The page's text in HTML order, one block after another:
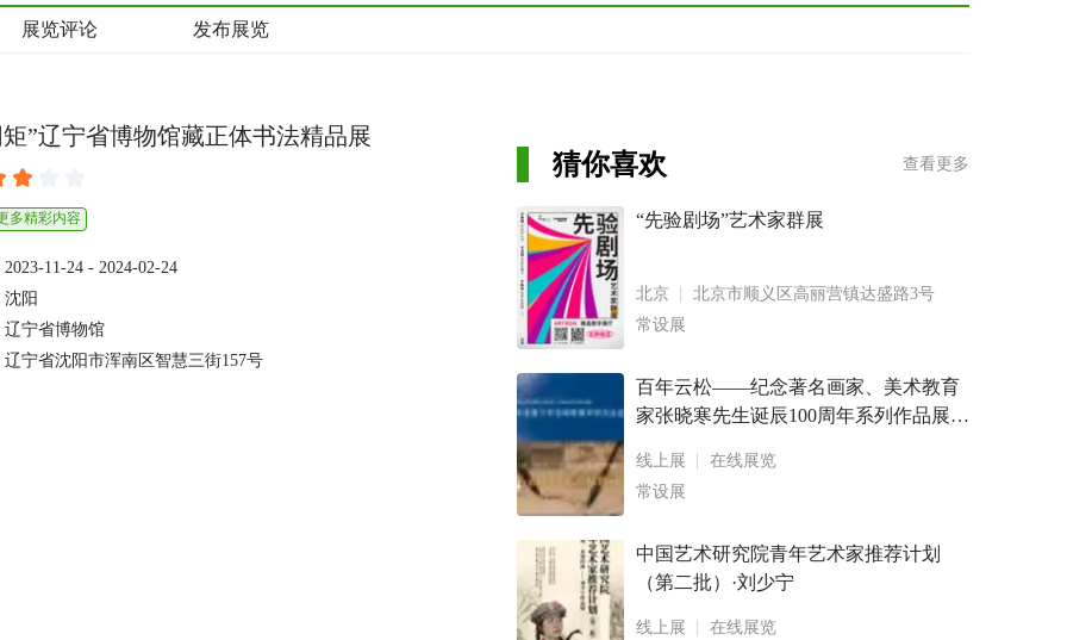
展览评论 发布展览
”辽宁省博物馆藏正体书法精品展
多精彩内容
2023-11-24 - 2024-02-24
沈阳
辽宁省博物馆
辽宁省沈阳市浑南区智慧三街157号
猜你喜欢 查看更多
“先验剧场”艺术家群展
北京
北京市顺义区高丽营镇达盛路3号
常设展
百年云松——纪念著名画家、美术教育
家张晓寒先生诞辰100周年系列作品展
布会 鹭潮松风— — 2022 年度厦门市张
晓寒美术研究会会员作
线上展
在线展览
常设展
中国艺术研究院青年艺术家推荐计划
（第二批）·刘少宁
线上展
在线展览